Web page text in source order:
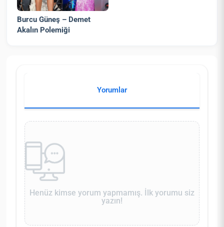
Burcu Güneş – Demet
Akalın Polemiği
Yorumlar
Henüz kimse yorum yapmamış. İlk yorumu siz
yazın!